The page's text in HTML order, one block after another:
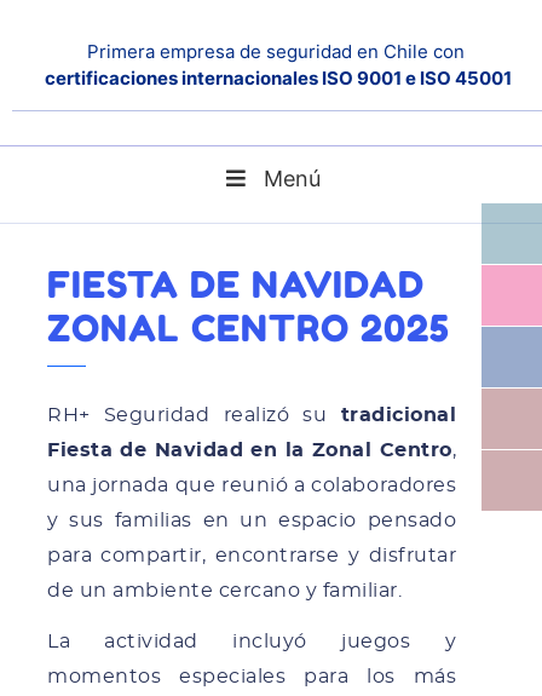
Primera empresa de seguridad en Chile con
certificaciones internacionales ISO 9001 e ISO 45001
Menú
Fiesta de Navidad Zonal Centro 2025
FIESTA DE NAVIDAD
ZONAL CENTRO 2025
RH+ Seguridad realizó su tradicional
Fiesta de Navidad en la Zonal Centro,
una jornada que reunió a colaboradores
y sus familias en un espacio pensado
para compartir, encontrarse y disfrutar
de un ambiente cercano y familiar.
La actividad incluyó juegos y
momentos especiales para los más